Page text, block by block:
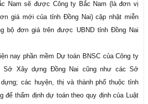
Nam sẽ được Công ty Bắc Nam (là đơn vị
giá mới của tỉnh Đồng Nai) cập nhật miễn
bộ đơn giá trên được UBND tỉnh Đồng Nai
nay phần mềm Dự toán BNSC của Công ty
Sở Xây dựng Đồng Nai cũng như các Sở
các huyện, thị và thành phố thuộc tỉnh
để thẩm định dự toán theo quy định của Luật